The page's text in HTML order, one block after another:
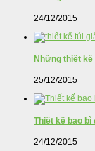
24/12/2015
Những thiết kế
25/12/2015
Thiết kế bao bì
24/12/2015